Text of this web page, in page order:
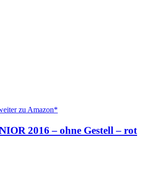
zu Amazon*
2016 – ohne Gestell – rot